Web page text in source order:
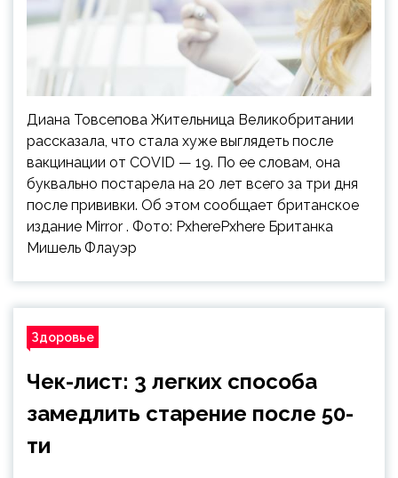
Диана Товсепова Жительница Великобритании
рассказала, что стала хуже выглядеть после
вакцинации от COVID — 19. По ее словам, она
буквально постарела на 20 лет всего за три дня
после прививки. Об этом сообщает британское
издание Mirror . Фото: PxherePxhere Британка
Мишель Флауэр
Здоровье
Чек-лист: 3 легких способа
замедлить старение после 50-
ти